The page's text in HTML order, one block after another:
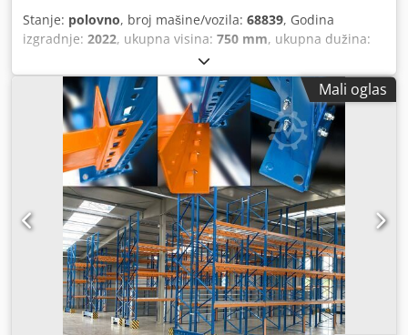
Stanje: polovno, broj mašine/vozila: 68839, Godina
izgradnje: 2022, ukupna visina: 750 mm, ukupna dužina:
1.200 mm
Mali oglas